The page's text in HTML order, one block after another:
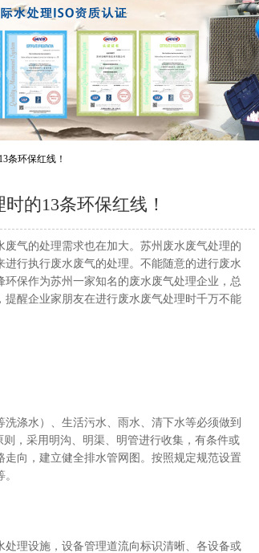
条环保红线！
的13条环保红线！
气的处理需求也在加大。苏州废水废气处理的
行执行废水废气的处理。不能随意的进行废水
保作为苏州一家知名的废水废气处理企业，总
醒企业家朋友在进行废水废气处理时千万不能
水）、生活污水、雨水、清下水等必须做到
，采用明沟、明渠、明管进行收集，有条件或
向，建立健全排水管网图。按照规定规范设置
理设施，设备管理道流向标识清晰、各设备或